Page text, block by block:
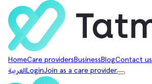
HomeCare providers Business BlogContact us
العربية LoginJoin as a care provider